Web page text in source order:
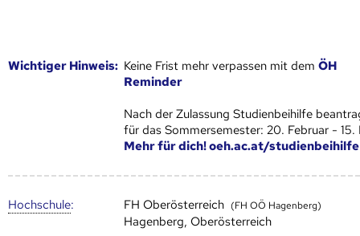
Wich­ti­ger Hin­weis: Keine Frist mehr verpassen mit demÖH
Reminder
Nach der Zulassung Studienbeihilfe
für das Sommersemester: 20. Februar - 15.
Mehr für dich! oeh.ac.at/studienbeihilfe
Hoch­schule: FH Oberösterreich (FH OÖ Hagenberg)
Hagenberg, Oberösterreich